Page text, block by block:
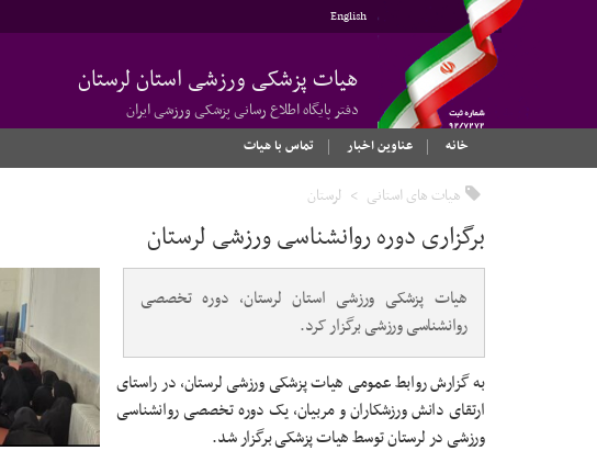
English
هیات پزشکی ورزشی استان لرستان
دفتر پایگاه اطلاع رسانی پزشکی ورزشی ایران
خانه
عناوین اخبار تماس با هیات
هیات های استانی لرستان
برگزاری دوره روانشناسی ورزشی لرستان
هیات پزشکی ورزشی استان لرستان، دوره تخصصی
روانشناسی ورزشی برگزار کرد.
به گزارش روابط عمومی هیات پزشکی ورزشی لرستان، در راستای
ارتقای دانش ورزشکاران و مربیان، یک دوره تخصصی روانشناسی
ورزشی در لرستان توسط هیات پزشکی برگزار شد.